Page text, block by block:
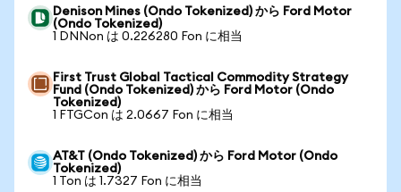
Denison Mines (Ondo Tokenized) から Ford Motor
(Ondo Tokenized)
1 DNNon は 0.226280 Fon に相当
First Trust Global Tactical Commodity Strategy
Fund (Ondo Tokenized) から Ford Motor (Ondo
Tokenized)
1 FTGCon は 2.0667 Fon に相当
AT&T (Ondo Tokenized) から Ford Motor (Ondo
Tokenized)
1 Ton は 1.7327 Fon に相当